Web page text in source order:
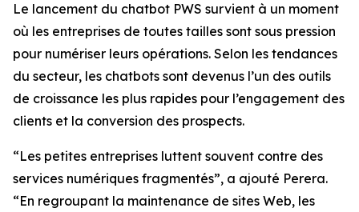
Le lancement du chatbot PWS survient à un moment
où les entreprises de toutes tailles sont sous pression
pour numériser leurs opérations. Selon les tendances
du secteur, les chatbots sont devenus l’un des outils
de croissance les plus rapides pour l’engagement des
clients et la conversion des prospects.
“Les petites entreprises luttent souvent contre des
services numériques fragmentés”, a ajouté Perera.
“En regroupant la maintenance de sites Web, les